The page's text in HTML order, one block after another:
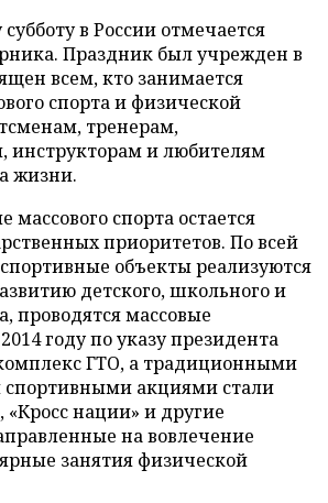
в России отмечается
Праздник был учрежден в
всем, кто занимается
спорта и физической
тренерам,
инструкторам и любителям
жизни.
массового спорта остается
приоритетов. По всей
спортивные объекты реализуются
детского, школьного и
проводятся массовые
году по указу президента
ГТО, а традиционными
спортивными акциями стали
нации» и другие
на вовлечение
занятия физической